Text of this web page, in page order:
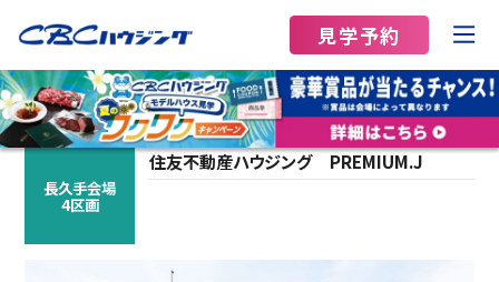
見学予約
長久手会場
4区画
住友不動産ハウジング PREMIUM.J